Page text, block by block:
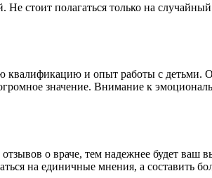
Не стоит полагаться только на
квалификацию и опыт работы с детьми.
значение. Внимание к
о враче, тем надежнее будет
на единичные мнения, а составить